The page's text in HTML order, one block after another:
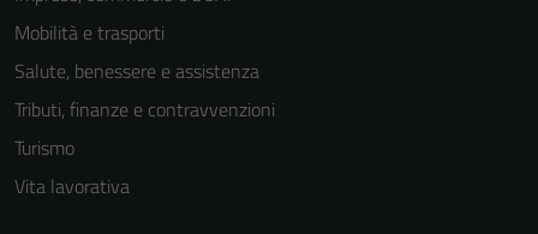
Mobilità e trasporti
Salute, benessere e assistenza
Tributi, finanze e contravvenzioni
Turismo
Vita lavorativa